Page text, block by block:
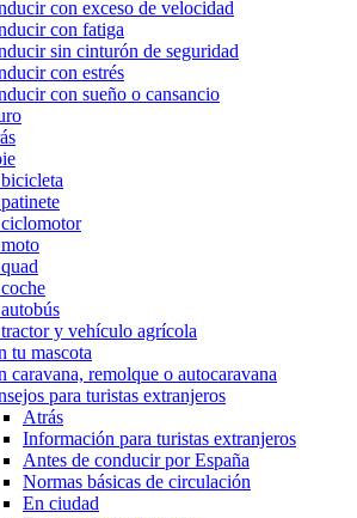
con exceso de velocidad
con fatiga
sin cinturón de seguridad
con estrés
con sueño o cansancio
y vehículo agrícola
tu mascota
caravana, remolque o autocaravana
para turistas extranjeros
Atrás
Información para turistas extranjeros
Antes de conducir por España
Normas básicas de circulación
En ciudad